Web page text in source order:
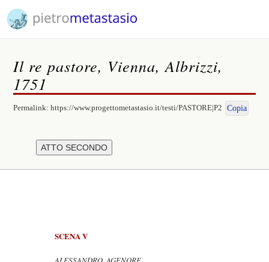
Il re pastore, Vienna, Albrizzi,
1751
Permalink:https://www.progettometastasio.it/testi/PASTORE|P2 Copia
SCENA V